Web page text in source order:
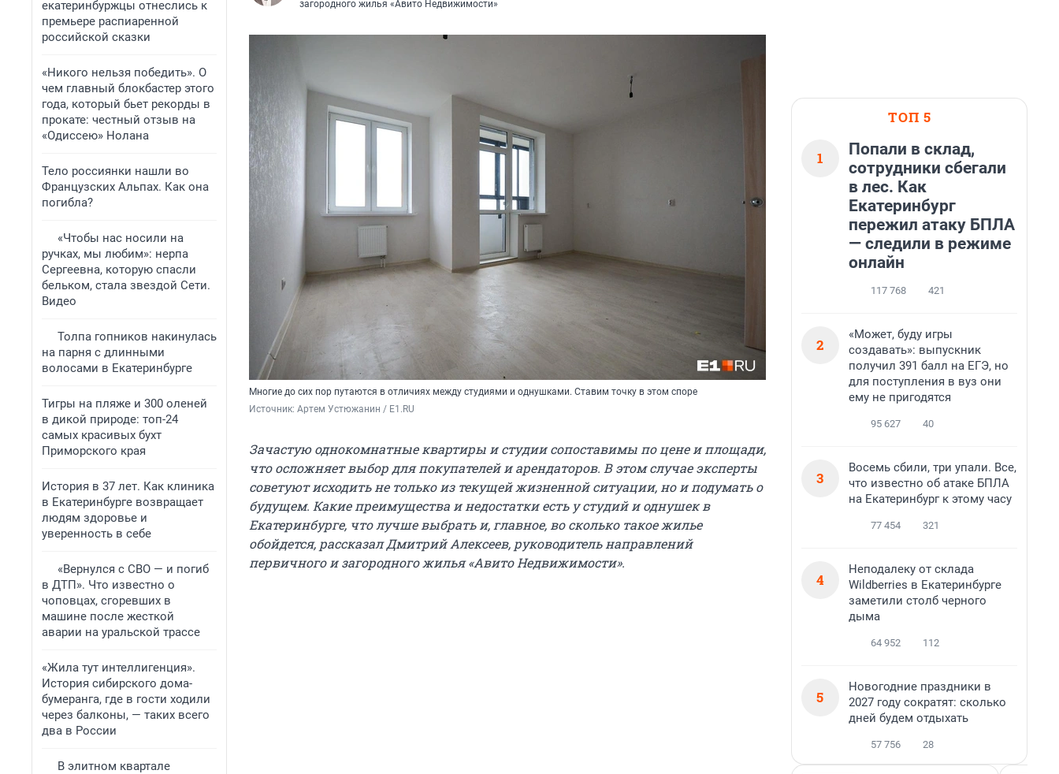
екатеринбуржцы отнеслись к
премьере распиаренной
российской сказки
«Никого нельзя победить». О
чем главный блокбастер этого
года, который бьет рекорды в
прокате: честный отзыв на
«Одиссею» Нолана
Тело россиянки нашли во
Французских Альпах. Как она
погибла?
«Чтобы нас носили на
ручках, мы любим»: нерпа
Сергеевна, которую спасли
бельком, стала звездой Сети.
Видео
Толпа гопников накинулась
на парня с длинными
волосами в Екатеринбурге
Тигры на пляже и 300 оленей
в дикой природе: топ-24
самых красивых бухт
Приморского края
История в 37 лет. Как клиника
в Екатеринбурге возвращает
людям здоровье и
уверенность в себе
«Вернулся с СВО — и погиб
в ДТП». Что известно о
чоповцах, сгоревших в
машине после жесткой
аварии на уральской трассе
«Жила тут интеллигенция».
История сибирского дома-
бумеранга, где в гости ходили
через балконы, — таких всего
два в России
В элитном квартале
загородного жилья «Авито Недвижимости»
Многие до сих пор путаются в отличиях между студиями и однушками. Ставим точку в этом споре
Источник: Артем Устюжанин / E1.RU
Зачастую однокомнатные квартиры и студии сопоставимы по цене и площади,
что осложняет выбор для покупателей и арендаторов. В этом случае эксперты
советуют исходить не только из текущей жизненной ситуации, но и подумать о
будущем. Какие преимущества и недостатки есть у студий и однушек в
Екатеринбурге, что лучше выбрать и, главное, во сколько такое жилье
обойдется, рассказал Дмитрий Алексеев, руководитель направлений
первичного и загородного жилья «Авито Недвижимости».
ТОП 5
1
Попали в склад,
сотрудники сбегали
в лес. Как
Екатеринбург
пережил атаку БПЛА
— следили в режиме
онлайн
117 768 421
2
«Может, буду игры
создавать»: выпускник
получил 391 балл на ЕГЭ, но
для поступления в вуз они
ему не пригодятся
95 627 40
3
Восемь сбили, три упали. Все,
что известно об атаке БПЛА
на Екатеринбург к этому часу
77 454 321
4
Неподалеку от склада
Wildberries в Екатеринбурге
заметили столб черного
дыма
64 952 112
5
Новогодние праздники в
2027 году сократят: сколько
дней будем отдыхать
57 756 28